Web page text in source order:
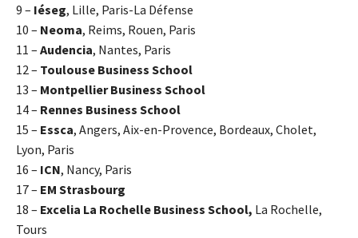
9 – Iéseg, Lille, Paris-La Défense
10 – Neoma, Reims, Rouen, Paris
11 – Audencia, Nantes, Paris
12 – Toulouse Business School
13 – Montpellier Business School
14 – Rennes Business School
15 – Essca, Angers, Aix-en-Provence, Bordeaux, Cholet,
Lyon, Paris
16 – ICN, Nancy, Paris
17 – EM Strasbourg
18 – Excelia La Rochelle Business School, La Rochelle,
Tours